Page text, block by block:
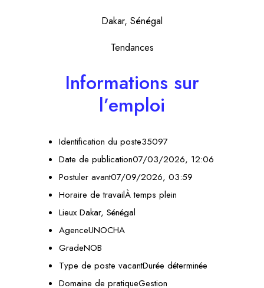
Dakar, Sénégal
Tendances
Informations sur
l’emploi
Identification du poste35097
Date de publication07/03/2026, 12:06
Postuler avant07/09/2026, 03:59
Horaire de travailÀ temps plein
Lieux Dakar, Sénégal
AgenceUNOCHA
GradeNOB
Type de poste vacantDurée déterminée
Domaine de pratiqueGestion